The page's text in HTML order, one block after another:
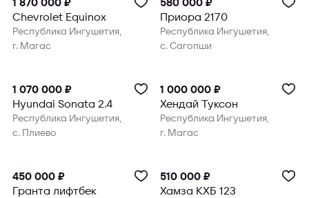
1 870 000 ₽
Chevrolet Equinox
Республика Ингушетия,
г. Магас
580 000 ₽
Приора 2170
Республика Ингушетия,
с. Сагопши
1 070 000 ₽
Hyundai Sonata 2.4
Республика Ингушетия,
с. Плиево
1 000 000 ₽
Хендай Туксон
Республика Ингушетия,
г. Магас
450 000 ₽
Гранта лифтбек
510 000 ₽
Хамза КХБ 123